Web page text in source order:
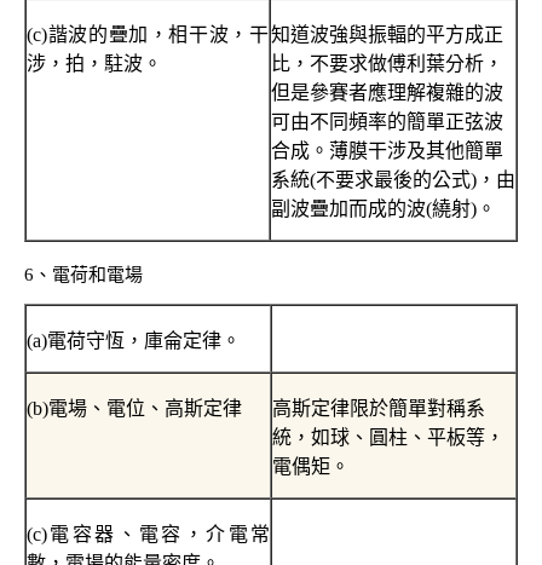
(c)諧波的疊加，相干波，干
涉，拍，駐波。
知道波強與振輻的平方成正
比，不要求做傅利葉分析，
但是參賽者應理解複雜的波
可由不同頻率的簡單正弦波
合成。薄膜干涉及其他簡單
系統(不要求最後的公式) ，由
副波疊加而成的波(繞射) 。
6 、電荷和電場
(a)電荷守恆，庫侖定律。
(b)電場、電位、高斯定律
高斯定律限於簡單對稱系
統，如球、圓柱、平板等，
電偶矩。
(c)電容器、電容，介電常